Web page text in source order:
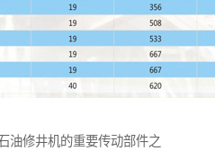
油修井机的重要传动部件之